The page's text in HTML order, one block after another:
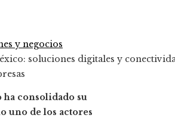
y negocios
soluciones digitales y
consolidado su
uno de los actores